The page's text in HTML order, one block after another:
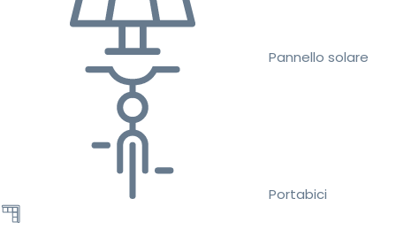
Pannello solare
Portabici